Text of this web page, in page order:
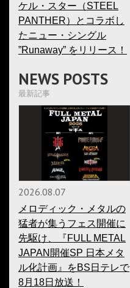
ケル・スター（STEEL
PANTHER）とコラボし
たニュー・シングル
”Runaway” をリリース！
NEWS POSTS
最新記事
2026.08.07
メロディック・メタルの
猛者が集うフェス開催に
先駆け、『FULL METAL
JAPAN開催SP 日本メタ
ル化計画』をBS日テレで
8月18日放送！